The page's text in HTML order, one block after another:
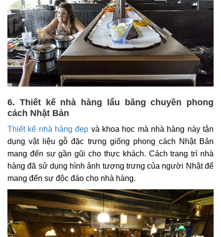
6. Thiết kế nhà hàng lẩu băng chuyền phong
cách Nhật Bản
Thiết kế nhà hàng đẹp và khoa học mà nhà hàng này tận
dụng vật liệu gỗ đặc trưng giống phong cách Nhật Bản
mang đến sự gần gũi cho thực khách. Cách trang trí nhà
hàng đã sử dụng hình ảnh tượng trưng của người Nhật để
mang đến sự độc đáo cho nhà hàng.